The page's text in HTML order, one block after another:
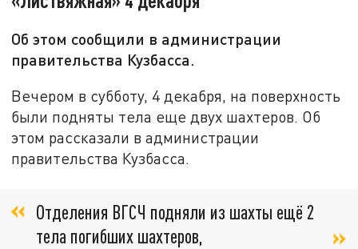
Об этом сообщили в администрации
правительства Кузбасса.
Вечером в субботу, 4 декабря, на поверхность
были подняты тела еще двух шахтеров. Об
этом рассказали в администрации
правительства Кузбасса.
Отделения ВГСЧ подняли из шахты ещё 2
тела погибших шахтеров,